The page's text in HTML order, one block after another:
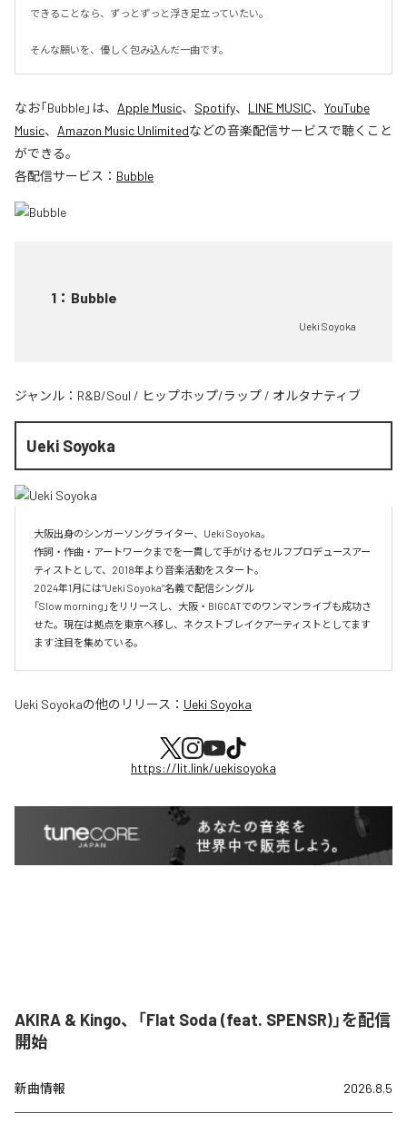
できることなら、ずっとずっと浮き足立っていたい。
そんな願いを、優しく包み込んだ一曲です。
なお「Bubble」は、 Apple Music、 Spotify、 LINE MUSIC、 YouTube
Music、 Amazon Music Unlimitedなどの音楽配信サービスで聴くこと
ができる。
各配信サービス： Bubble
1 ： Bubble
Ueki Soyoka
ジャンル： R&B/Soul / ヒップホップ/ラップ / オルタナティブ
Ueki Soyoka
大阪出身のシンガーソングライター、Ueki Soyoka。
作詞・作曲・アートワークまでを一貫して手がけるセルフプロデュースアー
ティストとして、2018年より音楽活動をスタート。
2024年1月には“Ueki Soyoka”名義で配信シングル
「Slow morning」をリリースし、大阪・BIGCATでのワンマンライブも成功さ
せた。現在は拠点を東京へ移し、ネクストブレイクアーティストとしてます
ます注目を集めている。
Ueki Soyokaの他のリリース： Ueki Soyoka
https://lit.link/uekisoyoka
AKIRA & Kingo、「Flat Soda (feat. SPENSR)」を配信
開始
新曲情報 2026.8.5